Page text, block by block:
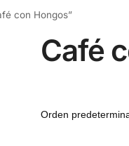
con Hongos”
Café